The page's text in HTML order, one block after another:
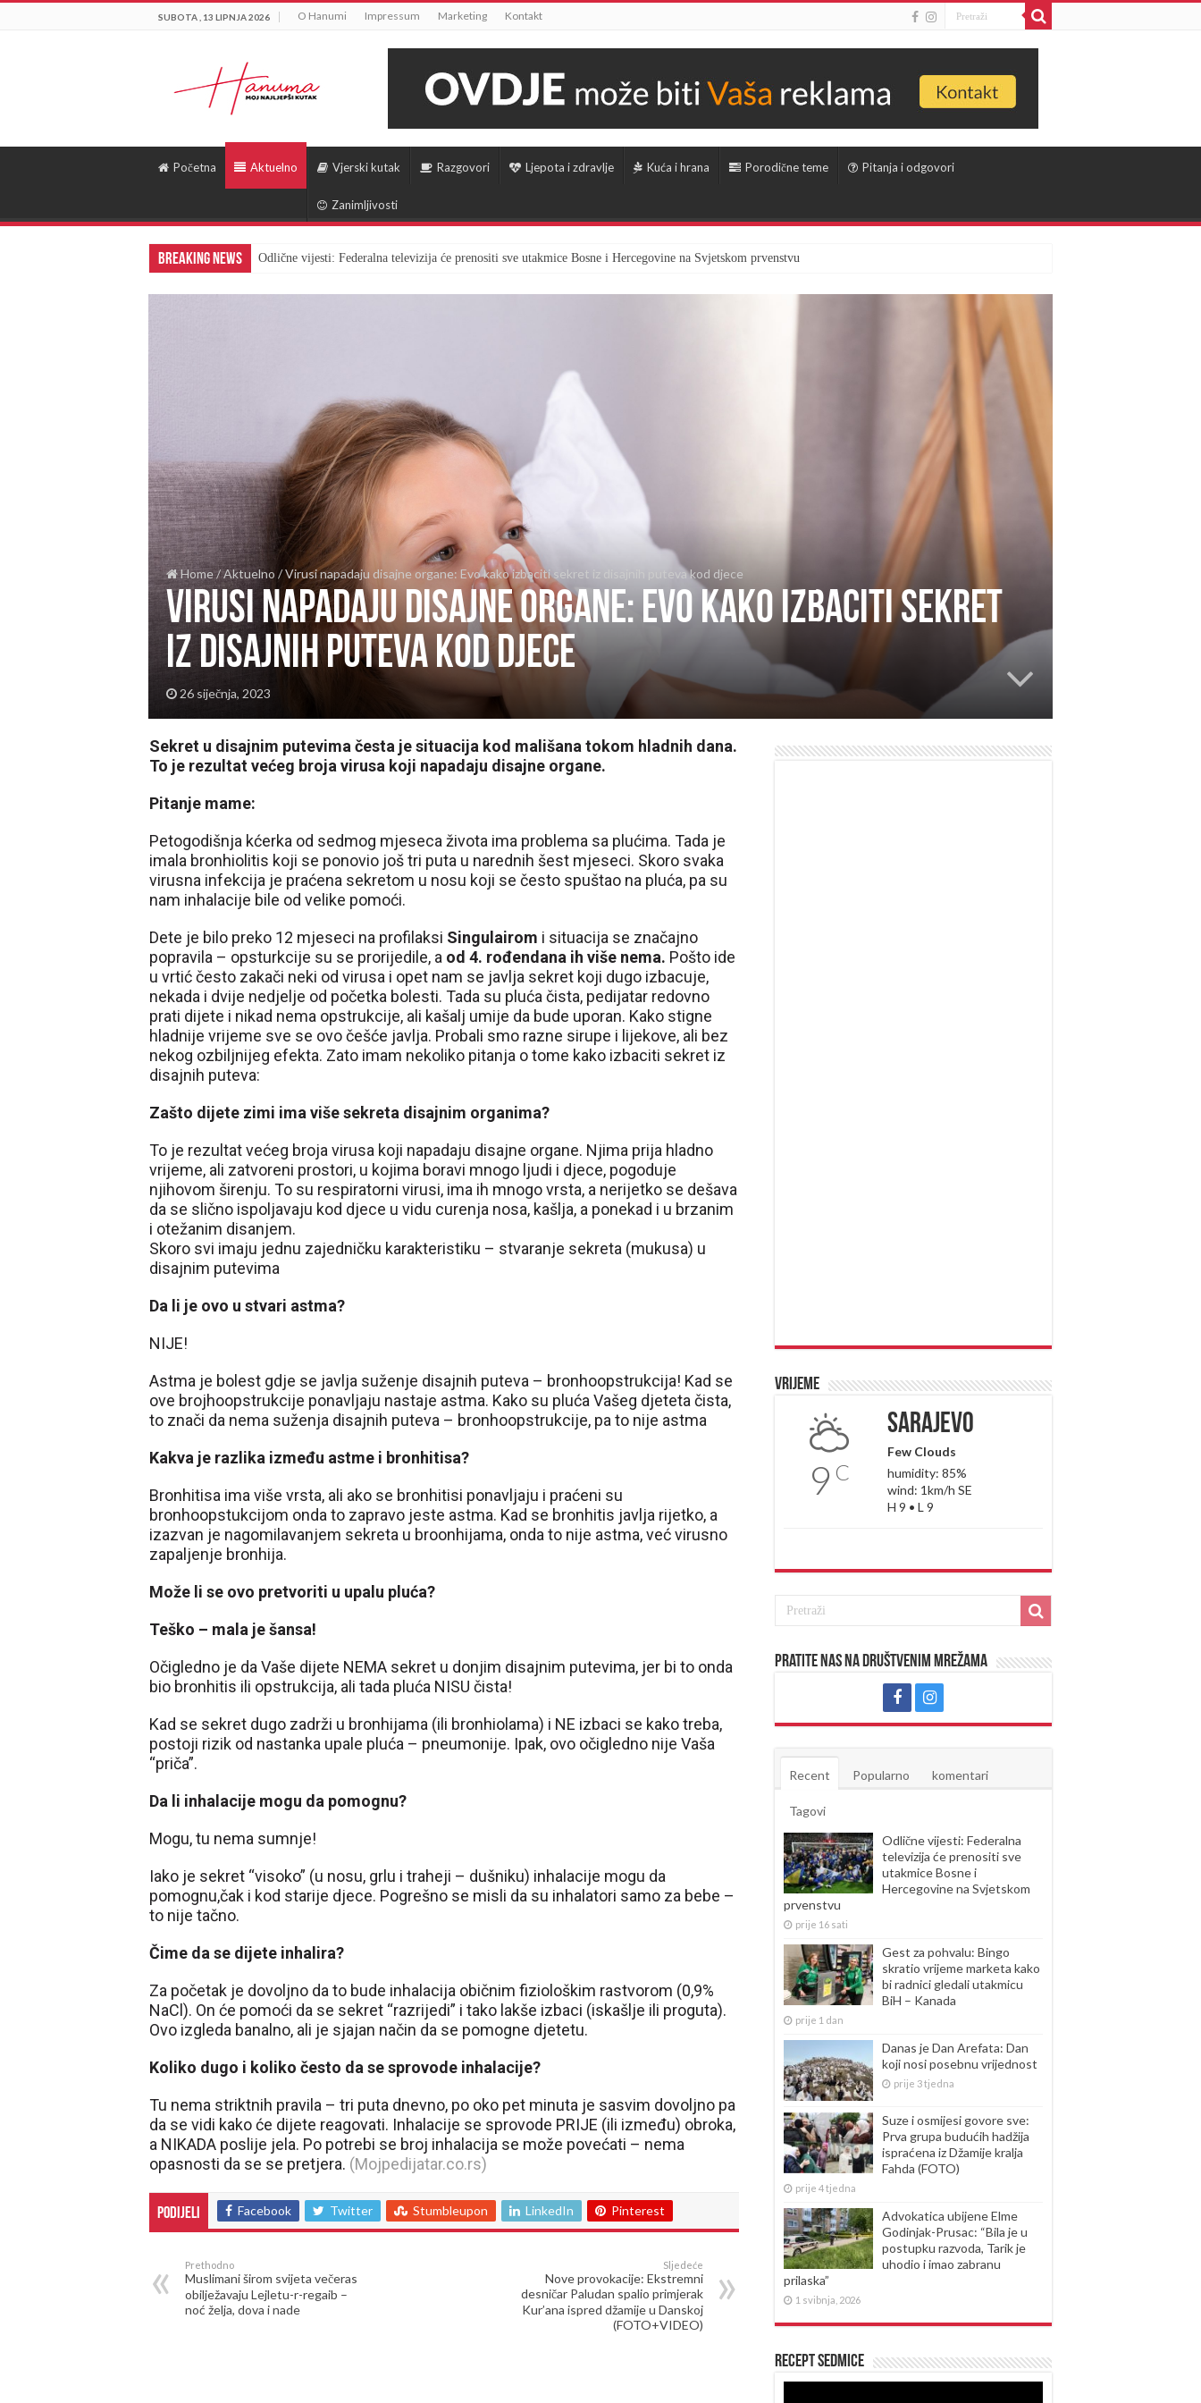
SUBOTA , 13 LIPNJA 2026 O Hanumi Impressum Marketing Kontakt
Početna Aktuelno Vjerski kutak Razgovori Ljepota i zdravlje Kuća i hrana Porodične teme Pitanja i odgovori
Zanimljivosti
Breaking News Odlične vijesti: Federalna televizija će prenositi sve utakmice Bosne i Hercegovine na Svjetskom prvenstvu
Home/Aktuelno /Virusi napadaju disajne organe: Evo kako izbaciti sekret iz disajnih puteva kod djece
Virusi napadaju disajne organe: Evo kako izbaciti sekret
iz disajnih puteva kod djece
26 siječnja, 2023
Sekret u disajnim putevima česta je situacija kod mališana tokom hladnih dana.
To je rezultat većeg broja virusa koji napadaju disajne organe.
Pitanje mame:
Petogodišnja kćerka od sedmog mjeseca života ima problema sa plućima. Tada je
imala bronhiolitis koji se ponovio još tri puta u narednih šest mjeseci. Skoro svaka
virusna infekcija je praćena sekretom u nosu koji se često spuštao na pluća, pa su
nam inhalacije bile od velike pomoći.
Dete je bilo preko 12 mjeseci na profilaksi Singulairom i situacija se značajno
popravila – opsturkcije su se prorijedile, a od 4. rođendana ih više nema. Pošto ide
u vrtić često zakači neki od virusa i opet nam se javlja sekret koji dugo izbacuje,
nekada i dvije nedjelje od početka bolesti. Tada su pluća čista, pedijatar redovno
prati dijete i nikad nema opstrukcije, ali kašalj umije da bude uporan. Kako stigne
hladnije vrijeme sve se ovo češće javlja. Probali smo razne sirupe i lijekove, ali bez
nekog ozbiljnijeg efekta. Zato imam nekoliko pitanja o tome kako izbaciti sekret iz
disajnih puteva:
Zašto dijete zimi ima više sekreta disajnim organima?
To je rezultat većeg broja virusa koji napadaju disajne organe. Njima prija hladno
vrijeme, ali zatvoreni prostori, u kojima boravi mnogo ljudi i djece, pogoduje
njihovom širenju. To su respiratorni virusi, ima ih mnogo vrsta, a nerijetko se dešava
da se slično ispoljavaju kod djece u vidu curenja nosa, kašlja, a ponekad i u brzanim
i otežanim disanjem.
Skoro svi imaju jednu zajedničku karakteristiku – stvaranje sekreta (mukusa) u
disajnim putevima
Da li je ovo u stvari astma?
NIJE!
Astma je bolest gdje se javlja suženje disajnih puteva – bronhoopstrukcija! Kad se
ove brojhoopstrukcije ponavljaju nastaje astma. Kako su pluća Vašeg djeteta čista,
to znači da nema suženja disajnih puteva – bronhoopstrukcije, pa to nije astma
Kakva je razlika između astme i bronhitisa?
Bronhitisa ima više vrsta, ali ako se bronhitisi ponavljaju i praćeni su
bronhoopstukcijom onda to zapravo jeste astma. Kad se bronhitis javlja rijetko, a
izazvan je nagomilavanjem sekreta u broonhijama, onda to nije astma, već virusno
zapaljenje bronhija.
Može li se ovo pretvoriti u upalu pluća?
Teško – mala je šansa!
Očigledno je da Vaše dijete NEMA sekret u donjim disajnim putevima, jer bi to onda
bio bronhitis ili opstrukcija, ali tada pluća NISU čista!
Kad se sekret dugo zadrži u bronhijama (ili bronhiolama) i NE izbaci se kako treba,
postoji rizik od nastanka upale pluća – pneumonije. Ipak, ovo očigledno nije Vaša
“priča”.
Da li inhalacije mogu da pomognu?
Mogu, tu nema sumnje!
Iako je sekret “visoko” (u nosu, grlu i traheji – dušniku) inhalacije mogu da
pomognu,čak i kod starije djece. Pogrešno se misli da su inhalatori samo za bebe –
to nije tačno.
Čime da se dijete inhalira?
Za početak je dovoljno da to bude inhalacija običnim fiziološkim rastvorom (0,9%
NaCl). On će pomoći da se sekret “razrijedi” i tako lakše izbaci (iskašlje ili proguta).
Ovo izgleda banalno, ali je sjajan način da se pomogne djetetu.
Koliko dugo i koliko često da se sprovode inhalacije?
Tu nema striktnih pravila – tri puta dnevno, po oko pet minuta je sasvim dovoljno pa
da se vidi kako će dijete reagovati. Inhalacije se sprovode PRIJE (ili između) obroka,
a NIKADA poslije jela. Po potrebi se broj inhalacija se može povećati – nema
opasnosti da se se pretjera. (Mojpedijatar.co.rs)
Podijeli Facebook Twitter Stumbleupon LinkedIn Pinterest
Prethodno
Muslimani širom svijeta večeras
obilježavaju Lejletu-r-regaib –
noć želja, dova i nade
Sljedeće
Nove provokacije: Ekstremni
desničar Paludan spalio primjerak
Kur’ana ispred džamije u Danskoj
(FOTO+VIDEO)
Vrijeme
9 C
Sarajevo
Few Clouds
humidity: 85%
wind: 1km/h SE
H 9 • L 9
Pratite nas na društvenim mrežama
Recent Popularno komentari
Tagovi
Odlične vijesti: Federalna
televizija će prenositi sve
utakmice Bosne i
Hercegovine na Svjetskom
prvenstvu
prije 16 sati
Gest za pohvalu: Bingo
skratio vrijeme marketa kako
bi radnici gledali utakmicu
BiH – Kanada
prije 1 dan
Danas je Dan Arefata: Dan
koji nosi posebnu vrijednost
prije 3 tjedna
Suze i osmijesi govore sve:
Prva grupa budućih hadžija
ispraćena iz Džamije kralja
Fahda (FOTO)
prije 4 tjedna
Advokatica ubijene Elme
Godinjak-Prusac: “Bila je u
postupku razvoda, Tarik je
uhodio i imao zabranu
prilaska”
1 svibnja, 2026
Recept sedmice